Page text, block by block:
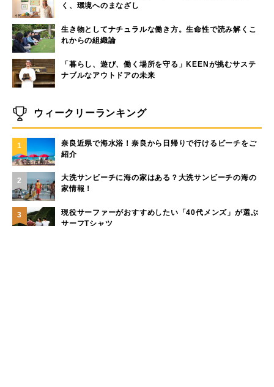
く、環境へのまなざし
生き物としてナチュラルな働き方。生命性で読み解くこ
れからの組織論
「暮らし、遊び、働く場所を守る」KEENが挑むサステ
ナブルなアウトドアの未来
ウィークリーランキング
1
奈良近県で海水浴！奈良から日帰りで行けるビーチをご
紹介
2
大洗サンビーチに海の家はある？大洗サンビーチの海の
家情報！
3
現役サーファーがおすすめしたい「40代メンズ」が選ぶ
サーフTシャツ